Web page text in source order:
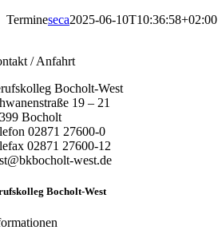
Termineseca2025-06-10T10:36:58+02:00
/ Anfahrt
Bocholt-West
19 – 21
Bocholt
02871 27600-0
02871 27600-12
west.de
Bocholt-West